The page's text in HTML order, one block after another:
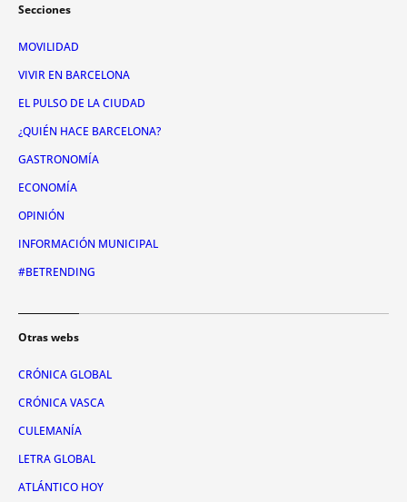
Secciones
MOVILIDAD
VIVIR EN BARCELONA
EL PULSO DE LA CIUDAD
¿QUIÉN HACE BARCELONA?
GASTRONOMÍA
ECONOMÍA
OPINIÓN
INFORMACIÓN MUNICIPAL
#BETRENDING
Otras webs
CRÓNICA GLOBAL
CRÓNICA VASCA
CULEMANÍA
LETRA GLOBAL
ATLÁNTICO HOY